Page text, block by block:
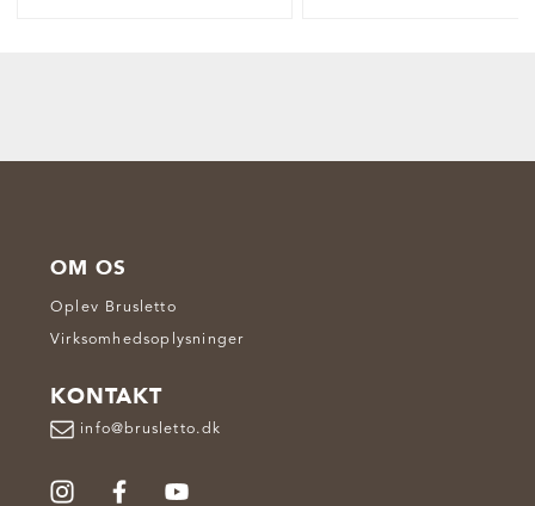
OM OS
Oplev Brusletto
Virksomhedsoplysninger
KONTAKT
info@brusletto.dk